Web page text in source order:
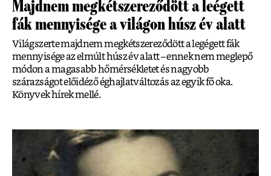
Majdnem megkétszereződött a leégett
fák mennyisége a világon húsz év alatt
Világszerte majdnem megkétszereződött a legégett fák
mennyisége az elmúlt húsz év alatt – ennek nem meglepő
módon a magasabb hőmérsékletet és nagyobb
szárazságot előidéző éghajlatváltozás az egyik fő oka.
Könyvek hírek mellé.